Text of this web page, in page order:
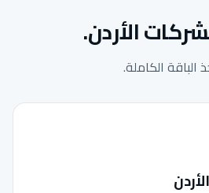
الأردن.
الباقة الكاملة.